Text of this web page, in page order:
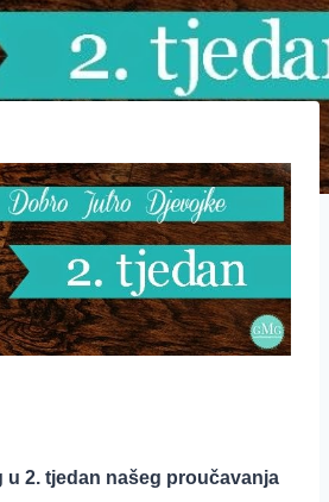
u 2. tjedan našeg proučavanja